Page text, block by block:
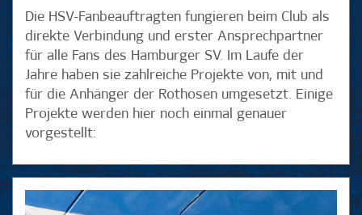
Die HSV-Fanbeauftragten fungieren beim Club als
direkte Verbindung und erster Ansprechpartner
für alle Fans des Hamburger SV. Im Laufe der
Jahre haben sie zahlreiche Projekte von, mit und
für die Anhänger der Rothosen umgesetzt. Einige
Projekte werden hier noch einmal genauer
vorgestellt: